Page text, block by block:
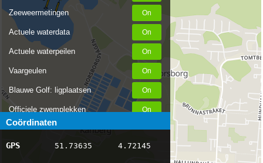
Zeeweermetingen
Actuele waterdata
Actuele waterpeilen
Vaargeulen
Blauwe Golf: ligplaatsen
Officiele zwemplekken
Stremmingen/hinder
AIS scheepsposities
Coördinaten
GPS 51.73635 4.72145